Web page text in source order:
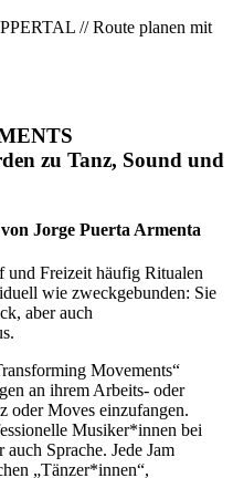
// Route planen mit
zu Tanz, Sound und
Jorge Puerta Armenta
und Freizeit häufig Ritualen
wie zweckgebunden: Sie
aber auch
Movements“
an ihrem Arbeits- oder
oder Moves einzufangen.
Musiker*innen bei
Sprache. Jede Jam
„Tänzer*innen“,